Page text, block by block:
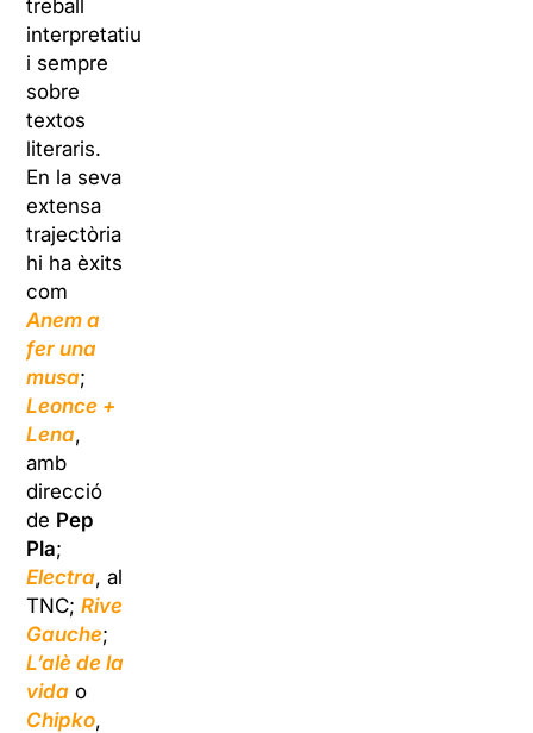
treball
interpretatiu
i sempre
sobre
textos
literaris.
En la seva
extensa
trajectòria
hi ha èxits
com
Anem a
fer una
musa;
Leonce +
Lena,
amb
direcció
de Pep
Pla;
Electra, al
TNC;Rive
Gauche;
L’alè de la
vida o
Chipko,